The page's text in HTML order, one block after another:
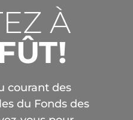
À
courant des
du Fonds des